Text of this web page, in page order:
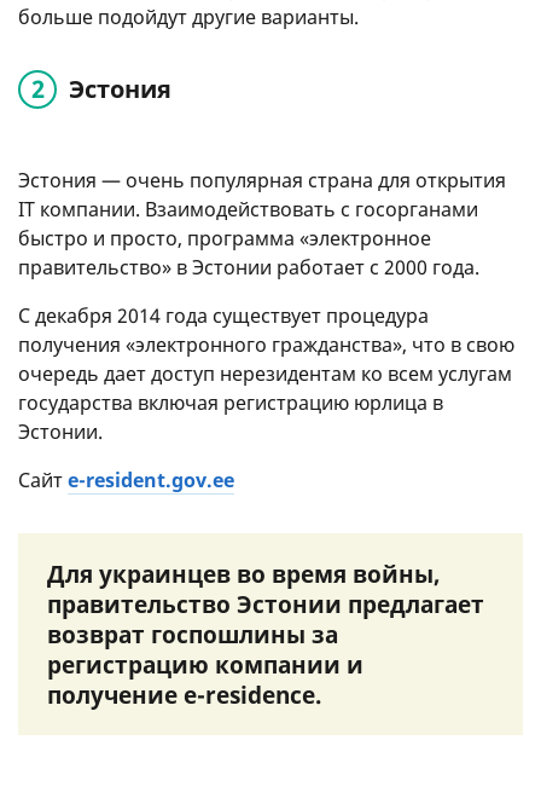
больше подойдут другие варианты.
Эстония
Эстония — очень популярная страна для открытия
IT компании. Взаимодействовать с госорганами
быстро и просто, программа «электронное
правительство» в Эстонии работает с 2000 года.
С декабря 2014 года существует процедура
получения «электронного гражданства», что в свою
очередь дает доступ нерезидентам ко всем услугам
государства включая регистрацию юрлица в
Эстонии.
Сайтe-resident.gov.ee
Для украинцев во время войны,
правительство Эстонии предлагает
возврат госпошлины за
регистрацию компании и
получение e-residence.